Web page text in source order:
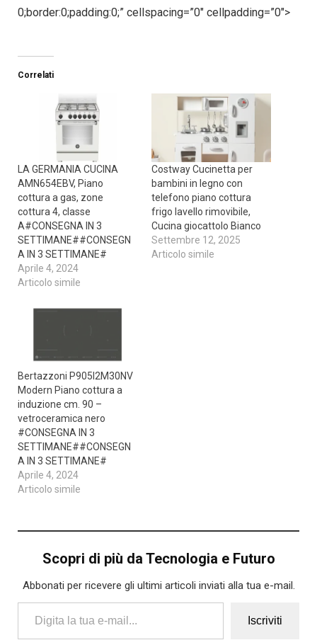
0;border:0;padding:0;” cellspacing=”0″ cellpadding=”0″>
Correlati
LA GERMANIA CUCINA
AMN654EBV, Piano
cottura a gas, zone
cottura 4, classe
A#CONSEGNA IN 3
SETTIMANE##CONSEGN
A IN 3 SETTIMANE#
Aprile 4, 2024
Articolo simile
Costway Cucinetta per
bambini in legno con
telefono piano cottura
frigo lavello rimovibile,
Cucina giocattolo Bianco
Settembre 12, 2025
Articolo simile
Bertazzoni P905I2M30NV
Modern Piano cottura a
induzione cm. 90 –
vetroceramica nero
#CONSEGNA IN 3
SETTIMANE##CONSEGN
A IN 3 SETTIMANE#
Aprile 4, 2024
Articolo simile
Scopri di più da Tecnologia e Futuro
Abbonati per ricevere gli ultimi articoli inviati alla tua e-mail.
Digita la tua e-mail...
Iscriviti